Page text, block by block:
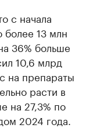
с начала
13 млн
36% больше
10,6 млрд
на препараты
расти в
на 27,3% по
2024 года.